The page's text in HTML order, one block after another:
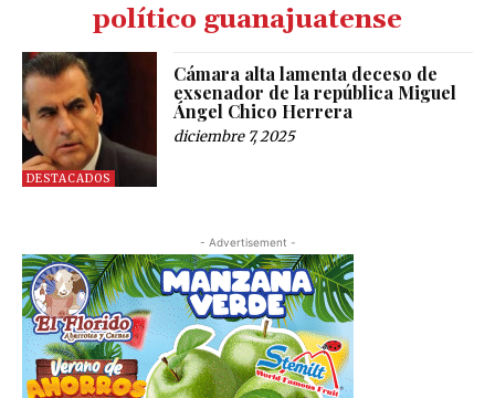
político guanajuatense
DESTACADOS
Cámara alta lamenta deceso de
exsenador de la república Miguel
Ángel Chico Herrera
diciembre 7, 2025
- Advertisement -